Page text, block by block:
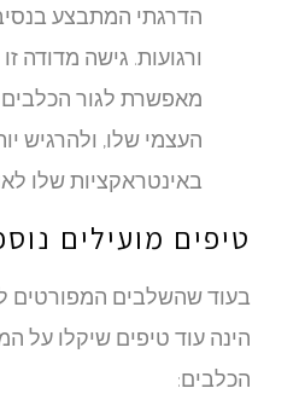
הדרגתי המתבצע
ורגועות. גישה מדודה
מאפשרת לגור הכלבים
העצמי שלו, ולהרגיש
באינטראקציות שלו
טיפים מועילים
בעוד שהשלבים המפורטים
הינה עוד טיפים שיקלו על
הכלבים: